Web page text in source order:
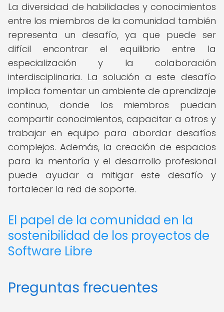
La diversidad de habilidades y conocimientos
entre los miembros de la comunidad también
representa un desafío, ya que puede ser
difícil encontrar el equilibrio entre la
especialización y la colaboración
interdisciplinaria. La solución a este desafío
implica fomentar un ambiente de aprendizaje
continuo, donde los miembros puedan
compartir conocimientos, capacitar a otros y
trabajar en equipo para abordar desafíos
complejos. Además, la creación de espacios
para la mentoría y el desarrollo profesional
puede ayudar a mitigar este desafío y
fortalecer la red de soporte.
El papel de la comunidad en la
sostenibilidad de los proyectos de
Software Libre
Preguntas frecuentes